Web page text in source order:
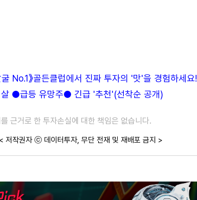
No.1》골든클럽에서 진짜 투자의 '맛'을 경험하세요!
●급등 유망주● 긴급 '추천'(선착순 공개)
근거로 한 투자손실에 대한 책임은 없습니다.
< 저작권자 ⓒ 데이터투자, 무단 전재 및 재배포 금지 >